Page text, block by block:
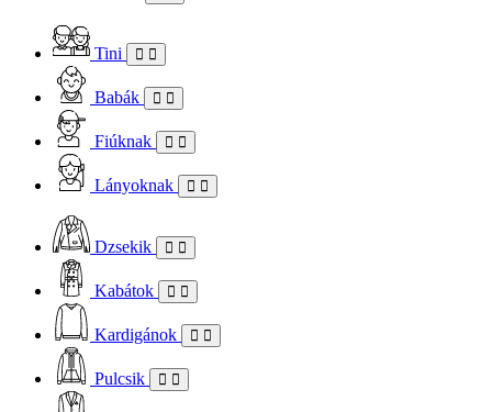
Tini
Babák
Fiúknak
Lányoknak
Dzsekik
Kabátok
Kardigánok
Pulcsik